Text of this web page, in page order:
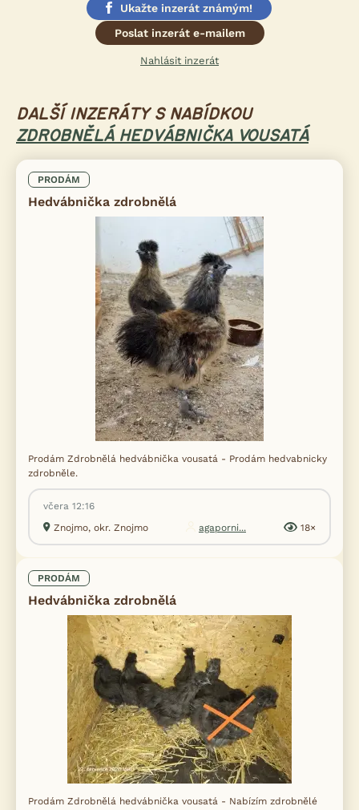
Ukažte inzerát známým!
Poslat inzerát e-mailem
Nahlásit inzerát
DALŠÍ INZERÁTY S NABÍDKOU
ZDROBNĚLÁ HEDVÁBNIČKA VOUSATÁ
PRODÁM
Hedvábnička zdrobnělá
Prodám Zdrobnělá hedvábnička vousatá - Prodám hedvabnicky
zdrobněle.
včera 12:16
Znojmo, okr. Znojmo
agaporni... 18×
PRODÁM
Hedvábnička zdrobnělá
Prodám Zdrobnělá hedvábnička vousatá - Nabízím zdrobnělé